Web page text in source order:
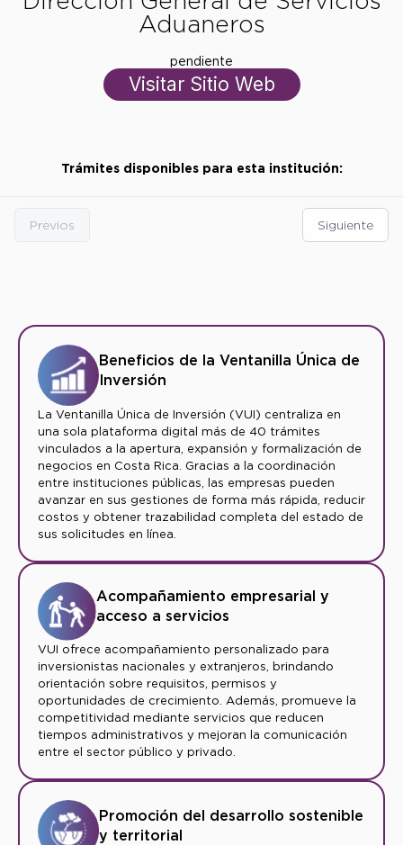
Aduaneros
pendiente
Visitar Sitio Web
Trámites disponibles para esta institución:
Previos Siguiente
Beneficios de la Ventanilla Única de
Inversión
La Ventanilla Única de Inversión (VUI) centraliza en
una sola plataforma digital más de 40 trámites
vinculados a la apertura, expansión y formalización de
negocios en Costa Rica. Gracias a la coordinación
entre instituciones públicas, las empresas pueden
avanzar en sus gestiones de forma más rápida, reducir
costos y obtener trazabilidad completa del estado de
sus solicitudes en línea.
Acompañamiento empresarial y
acceso a servicios
VUI ofrece acompañamiento personalizado para
inversionistas nacionales y extranjeros, brindando
orientación sobre requisitos, permisos y
oportunidades de crecimiento. Además, promueve la
competitividad mediante servicios que reducen
tiempos administrativos y mejoran la comunicación
entre el sector público y privado.
Promoción del desarrollo sostenible
y territorial